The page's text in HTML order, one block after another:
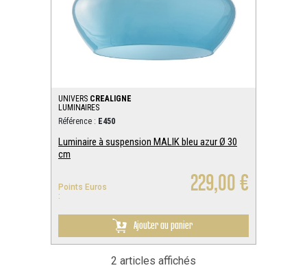
UNIVERS CREALIGNE
LUMINAIRES
Référence : E450
Luminaire à suspension MALIK bleu azur Ø 30
cm
Points Euros
:
229,00 €
Ajouter au panier
2 articles affichés